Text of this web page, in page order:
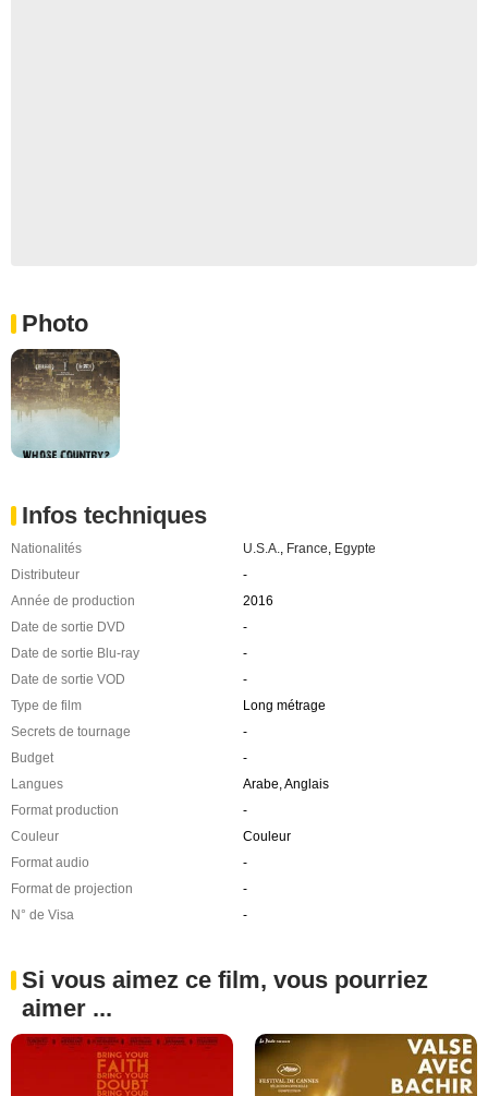
Photo
Infos techniques
Nationalités U.S.A. France Egypte
Distributeur
-
Année de production
2016
Date de sortie DVD
-
Date de sortie Blu-ray
-
Date de sortie VOD
-
Type de film
Long métrage
Secrets de tournage
-
Budget
-
Langues
Arabe, Anglais
Format production
-
Couleur
Couleur
Format audio
-
Format de projection
-
N° de Visa
-
Si vous aimez ce film, vous pourriez
aimer ...